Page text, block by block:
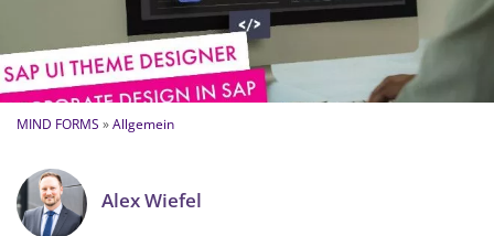
MIND FORMS »Allgemein
Alex Wiefel